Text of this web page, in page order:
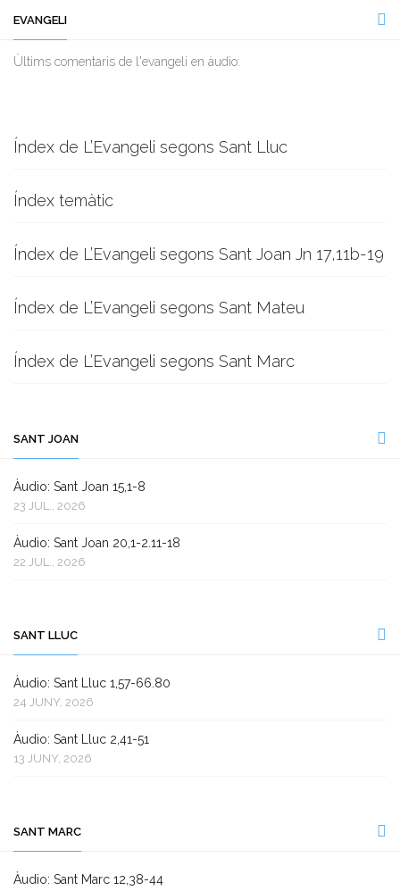
EVANGELI
Ùltims comentaris de l'evangeli en àudio:
Índex de L’Evangeli segons Sant Lluc
Índex temàtic
Índex de L’Evangeli segons Sant Joan Jn 17,11b-19
Índex de L’Evangeli segons Sant Mateu
Índex de L’Evangeli segons Sant Marc
SANT JOAN
Àudio: Sant Joan 15,1-8
23 JUL., 2026
Àudio: Sant Joan 20,1-2.11-18
22 JUL., 2026
SANT LLUC
Àudio: Sant Lluc 1,57-66.80
24 JUNY, 2026
Àudio: Sant Lluc 2,41-51
13 JUNY, 2026
SANT MARC
Àudio: Sant Marc 12,38-44